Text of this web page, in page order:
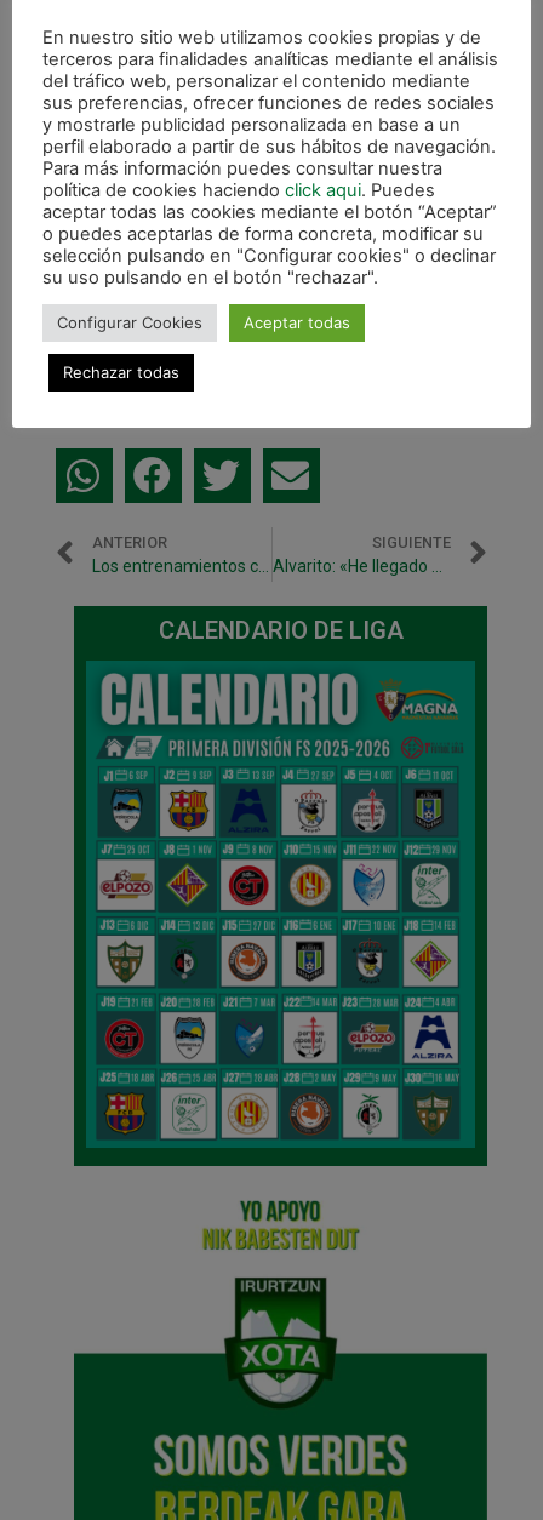
ANTERIOR
Los entrenamientos comienzan el 24 de agosto
SIGUIENTE
CALENDARIO DE LIGA
En nuestro sitio web utilizamos cookies propias y de
terceros para finalidades analíticas mediante el análisis
del tráfico web, personalizar el contenido mediante
sus preferencias, ofrecer funciones de redes sociales
y mostrarle publicidad personalizada en base a un
perfil elaborado a partir de sus hábitos de navegación.
Para más información puedes consultar nuestra
política de cookies haciendo click aqui. Puedes
aceptar todas las cookies mediante el botón “Aceptar”
o puedes aceptarlas de forma concreta, modificar su
selección pulsando en "Configurar cookies" o declinar
su uso pulsando en el botón "rechazar".
Configurar Cookies Aceptar todas
Rechazar todas